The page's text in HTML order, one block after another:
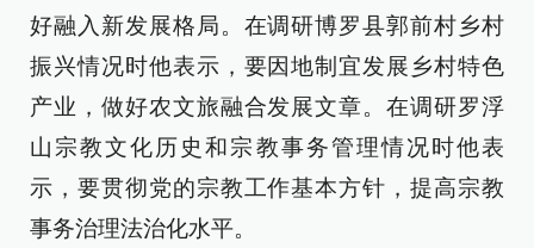
好融入新发展格局。在调研博罗县郭前村乡村
振兴情况时他表示，要因地制宜发展乡村特色
产业，做好农文旅融合发展文章。在调研罗浮
山宗教文化历史和宗教事务管理情况时他表
示，要贯彻党的宗教工作基本方针，提高宗教
事务治理法治化水平。